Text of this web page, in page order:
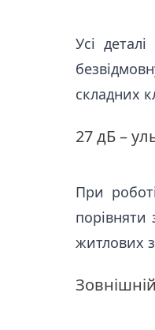
Усі
складних
27 дБ –
При
житлових